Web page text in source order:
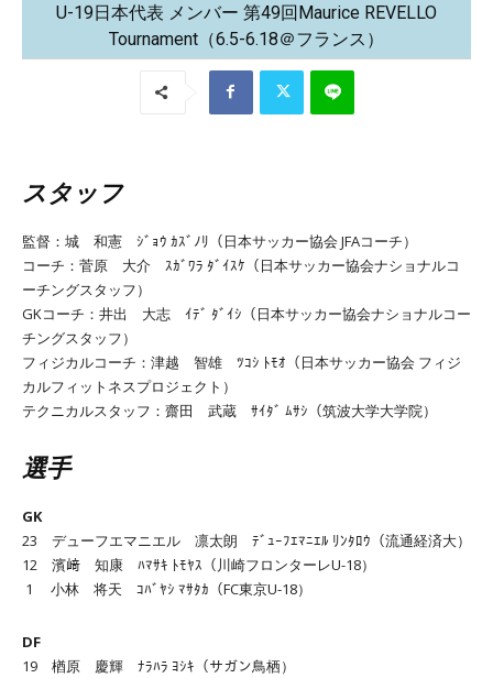
U-19日本代表 メンバー 第49回Maurice REVELLO
Tournament（6.5-6.18＠フランス）
スタッフ
監督：城 和憲 ｼﾞｮｳ ｶｽﾞﾉﾘ（日本サッカー協会 JFAコーチ）
コーチ：菅原 大介 ｽｶﾞﾜﾗ ﾀﾞｲｽｹ（日本サッカー協会ナショナルコ
ーチングスタッフ）
GKコーチ：井出 大志 ｲﾃﾞ ﾀﾞｲｼ（日本サッカー協会ナショナルコー
チングスタッフ）
フィジカルコーチ：津越 智雄 ﾂｺｼ ﾄﾓｵ（日本サッカー協会 フィジ
カルフィットネスプロジェクト）
テクニカルスタッフ：齋田 武蔵 ｻｲﾀﾞ ﾑｻｼ（筑波大学大学院）
選手
GK
23 デューフエマニエル 凛太朗 ﾃﾞｭｰﾌｴﾏﾆｴﾙ ﾘﾝﾀﾛｳ（流通経済大）
12 濱﨑 知康 ﾊﾏｻｷ ﾄﾓﾔｽ（川崎フロンターレU-18）
1 小林 将天 ｺﾊﾞﾔｼ ﾏｻﾀｶ（FC東京U-18）
DF
19 楢原 慶輝 ﾅﾗﾊﾗ ﾖｼｷ（サガン鳥栖）